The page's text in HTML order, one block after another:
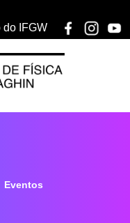
do IFGW
Eventos